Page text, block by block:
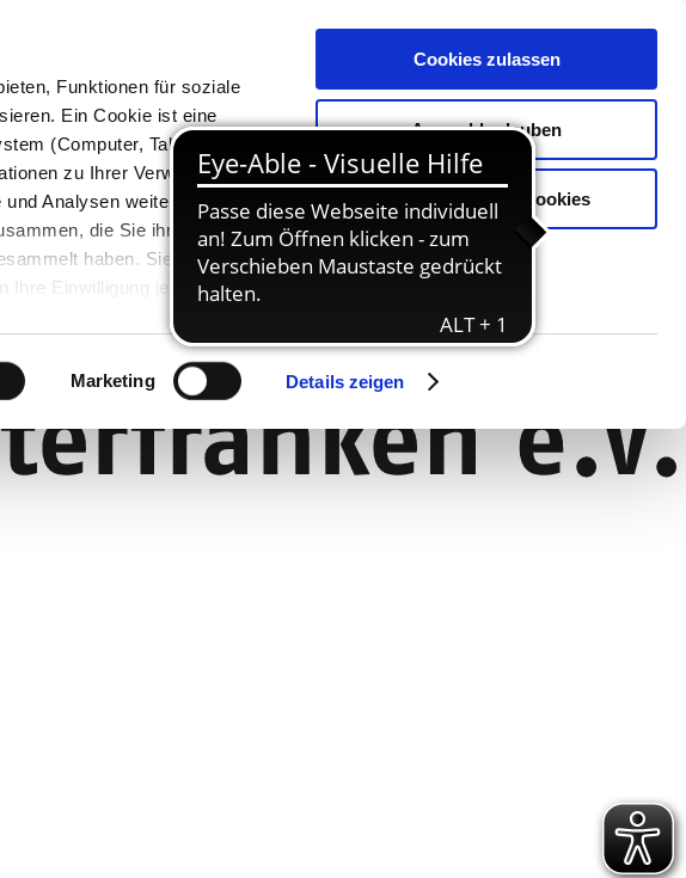
Funktionen für soziale
Ein Cookie ist eine
(Computer, Tablet oder
zu Ihrer Verwendung
Analysen weiter. Unsere
die Sie ihnen
haben. Sie können
Ihre Einwilligung jederzeit
Marketing Details zeigen
Cookies zulassen
Auswahl erlauben
Nur notwendige Cookies